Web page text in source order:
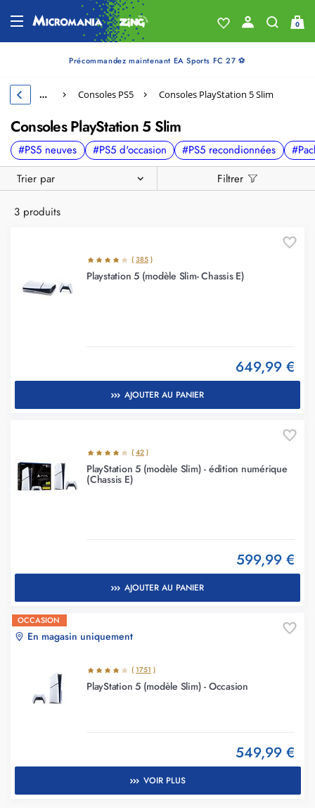
0
Précommandez maintenant EA Sports FC 27 ⚽
… Consoles PS5 Consoles PlayStation 5 Slim
Consoles PlayStation 5 Slim
#PS5 neuves #PS5 d'occasion #PS5 recondionnées
3 produits
Trier par Filtrer
( 385 )
Playstation 5 (modèle Slim- Chassis E)
649,99 €
AJOUTER AU PANIER
( 42 )
PlayStation 5 (modèle Slim) - édition numérique
(Chassis E)
599,99 €
AJOUTER AU PANIER
OCCASION
En magasin uniquement
( 1751 )
PlayStation 5 (modèle Slim) - Occasion
549,99 €
VOIR PLUS